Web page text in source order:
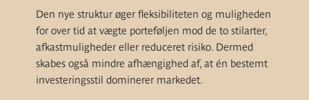
Den nye struktur øger fleksibiliteten og muligheden
for over tid at vægte porteføljen mod de to stilarter,
afkastmuligheder eller reduceret risiko. Dermed
skabes også mindre afhængighed af, at én bestemt
investeringsstil dominerer markedet.